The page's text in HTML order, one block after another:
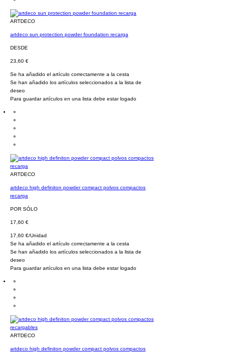
ARTDECO
artdeco sun protection powder foundation recarga
DESDE
23,60 €
Se ha añadido el artículo correctamente a la cesta
Se han añadido los artículos seleccionados a la lista de
deseo
Para guardar artículos en una lista debe estar logado
ARTDECO
artdeco high definiton powder compact polvos compactos
recarga
POR SÓLO
17,60 €
17,60 €/Unidad
Se ha añadido el artículo correctamente a la cesta
Se han añadido los artículos seleccionados a la lista de
deseo
Para guardar artículos en una lista debe estar logado
ARTDECO
artdeco high definiton powder compact polvos compactos